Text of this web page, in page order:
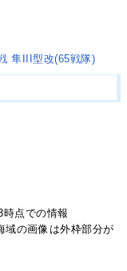
隼III型改(65戦隊)
点での情報
域の画像は外枠部分が